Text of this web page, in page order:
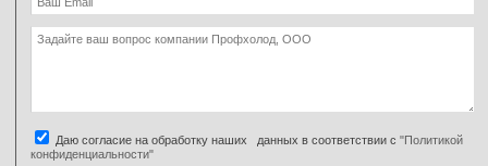
Даю согласие на обработку наших данных в соответствии с "Политикой
конфиденциальности"